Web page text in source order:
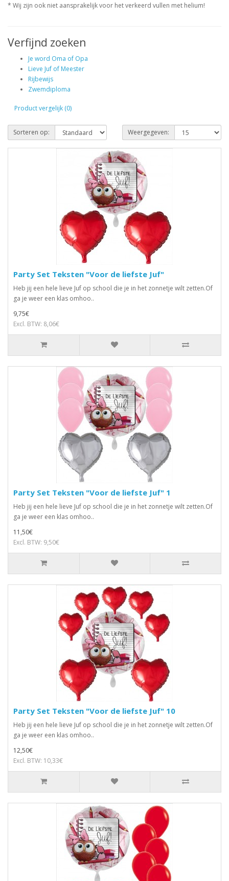
* Wij zijn ook niet aansprakelijk voor het verkeerd vullen met helium!
Verfijnd zoeken
Je word Oma of Opa
Lieve Juf of Meester
Rijbewijs
Zwemdiploma
Product vergelijk (0)
Sorteren op: Weergegeven:
Party Set Teksten "Voor de liefste Juf"
Heb jij een hele lieve Juf op school die je in het zonnetje wilt zetten.Of
ga je weer een klas omhoo..
9,75€
Excl. BTW: 8,06€
Party Set Teksten "Voor de liefste Juf" 1
Heb jij een hele lieve Juf op school die je in het zonnetje wilt zetten.Of
ga je weer een klas omhoo..
11,50€
Excl. BTW: 9,50€
Party Set Teksten "Voor de liefste Juf" 10
Heb jij een hele lieve Juf op school die je in het zonnetje wilt zetten.Of
ga je weer een klas omhoo..
12,50€
Excl. BTW: 10,33€